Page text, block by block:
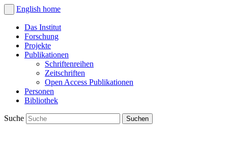
English home
Das Institut
Forschung
Projekte
Publikationen
Schriftenreihen
Zeitschriften
Open Access Publikationen
Personen
Bibliothek
Suche